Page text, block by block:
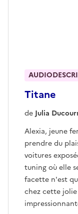
Titane
de Julia
Alexia, jeune
prendre du
voitures
tuning où elle
facette n'est
chez cette